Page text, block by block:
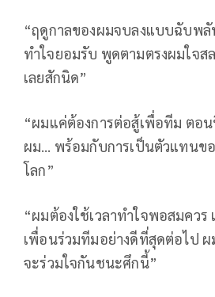
“ฤดูกาลของผมจบลงแบบฉับพ
ทำใจยอมรับ พูดตามตรงผมใจส
เลยสักนิด”
“ผมแค่ต้องการต่อสู้เพื่อทีม ตอ
ผม… พร้อมกับการเป็นตัวแทนข
โลก”
“ผมต้องใช้เวลาทำใจพอสมคว
เพื่อนร่วมทีมอย่างดีที่สุดต่อไป ผ
จะร่วมใจกันชนะศึกนี้”